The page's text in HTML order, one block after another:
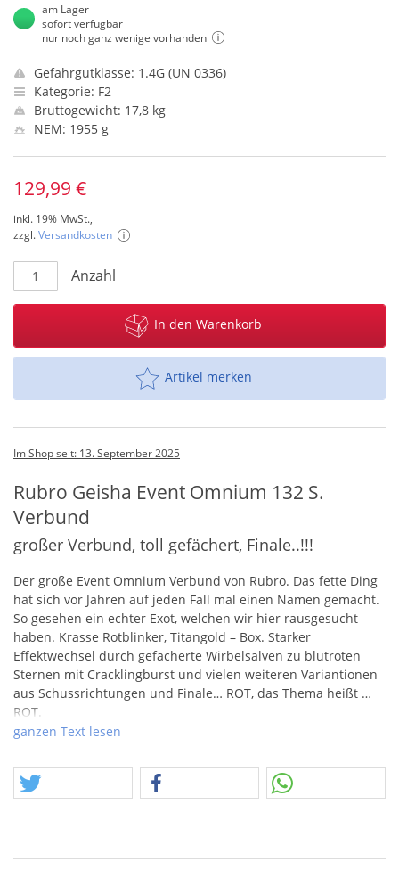
am Lager
sofort verfügbar
nur noch ganz wenige vorhanden
Gefahrgutklasse: 1.4G (UN 0336)
Kategorie: F2
Bruttogewicht: 17,8 kg
NEM: 1955 g
129,99 €
inkl. 19% MwSt.,
zzgl.Versandkosten
Anzahl
In den Warenkorb
Artikel merken
Im Shop seit: 13. September 2025
Rubro Geisha Event Omnium 132 S.
Verbund
großer Verbund, toll gefächert, Finale..!!!
Der große Event Omnium Verbund von Rubro. Das fette Ding
hat sich vor Jahren auf jeden Fall mal einen Namen gemacht.
So gesehen ein echter Exot, welchen wir hier rausgesucht
haben. Krasse Rotblinker, Titangold – Box. Starker
Effektwechsel durch gefächerte Wirbelsalven zu blutroten
Sternen mit Cracklingburst und vielen weiteren Variantionen
aus Schussrichtungen und Finale… ROT, das Thema heißt …
ROT.
Der September 2025 wird auch zum Monat vergessener
nur ein Rest. Im Monat Sept. 25 wollen wir den Dingen daher
ein neues Zuhause gönnen…. Also…. gönnt Euch..!
ganzen Text lesen